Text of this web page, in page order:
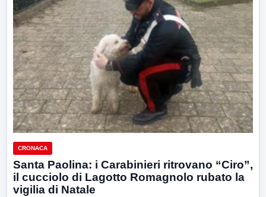
CRONACA
Santa Paolina: i Carabinieri ritrovano “Ciro”,
il cucciolo di Lagotto Romagnolo rubato la
vigilia di Natale